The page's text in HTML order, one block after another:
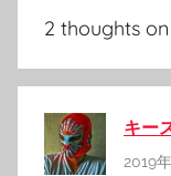
ョ2 thoughts on
キー
2019